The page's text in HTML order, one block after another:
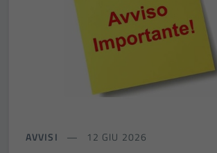
AVVISI 12 GIU 2026